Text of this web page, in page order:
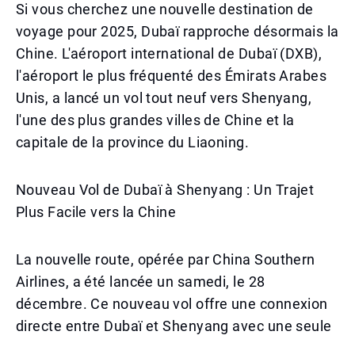
Si vous cherchez une nouvelle destination de
voyage pour 2025, Dubaï rapproche désormais la
Chine. L'aéroport international de Dubaï (DXB),
l'aéroport le plus fréquenté des Émirats Arabes
Unis, a lancé un vol tout neuf vers Shenyang,
l'une des plus grandes villes de Chine et la
capitale de la province du Liaoning.
Nouveau Vol de Dubaï à Shenyang : Un Trajet
Plus Facile vers la Chine
La nouvelle route, opérée par China Southern
Airlines, a été lancée un samedi, le 28
décembre. Ce nouveau vol offre une connexion
directe entre Dubaï et Shenyang avec une seule